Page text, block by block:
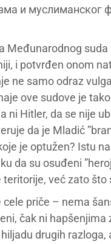
и муслиманског
Međunarodnog
i potvrđen onom
ne samo odraz
ove sudove je
Hitler, da se nije
da je Mladić
je optužen? Istu
da su osuđeni
već zato što
priče – nema
čak ni
drugih